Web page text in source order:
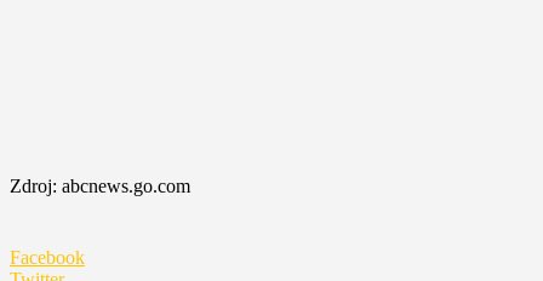
Zdroj: abcnews.go.com
Facebook